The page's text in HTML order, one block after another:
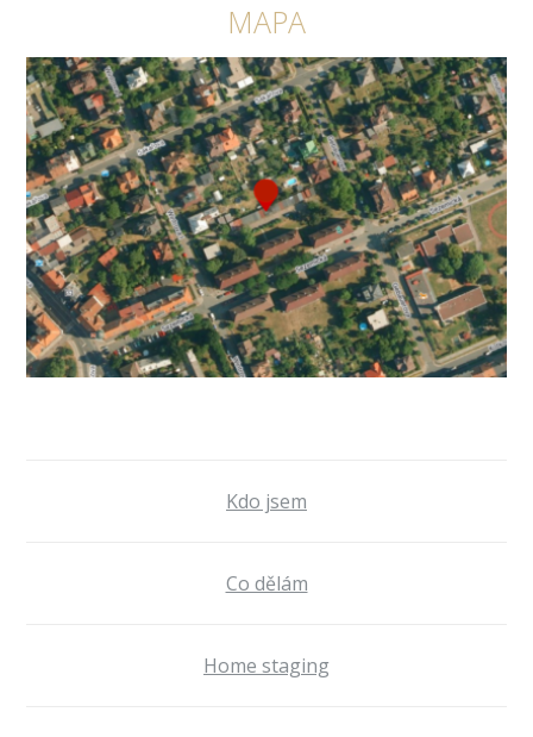
MAPA
Kdo jsem
Co dělám
Home staging